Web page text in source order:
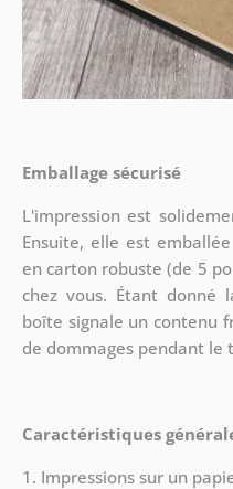
Emballage sécurisé
L'impression est
Ensuite, elle est
en carton robuste (de 5
chez vous. Étant donné
boîte signale un contenu
de dommages pendant le
Caractéristiques
1. Impressions sur un